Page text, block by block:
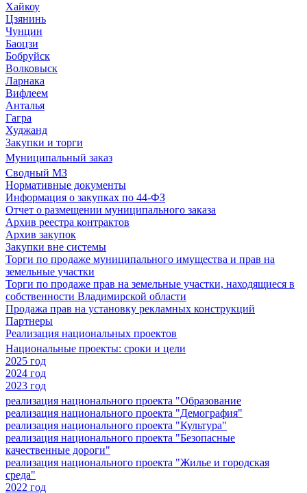
Хайкоу
Цзянинь
Чунцин
Баоцзи
Бобруйск
Волковыск
Ларнака
Вифлеем
Анталья
Гагра
Худжанд
Закупки и торги
Муниципальный заказ
Сводный МЗ
Нормативные документы
Информация о закупках по 44-ФЗ
Отчет о размещении муниципального заказа
Архив реестра контрактов
Архив закупок
Закупки вне системы
Торги по продаже муниципального имущества и прав на
земельные участки
Торги по продаже прав на земельные участки, находящиеся в
собственности Владимирской области
Продажа прав на установку рекламных конструкций
Партнеры
Реализация национальных проектов
Национальные проекты: сроки и цели
2025 год
2024 год
2023 год
реализация национального проекта "Образование
реализация национального проекта "Демография"
реализация национального проекта "Культура"
реализация национального проекта "Безопасные
качественные дороги"
реализация национального проекта "Жилье и городская
среда"
2022 год